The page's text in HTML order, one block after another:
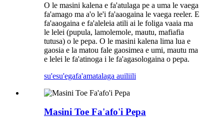
O le masini kalena e fa'atulaga pe a uma le vaega
fa'amago ma a'o le'i fa'aaogaina le vaega reeler. E
fa'aaogaina e fa'aleleia atili ai le foliga vaaia ma
le lelei (pupula, lamolemole, mautu, mafiafia
tutusa) o le pepa. O le masini kalena lima lua e
gaosia e la matou fale gaosimea e umi, mautu ma
e lelei le fa'atinoga i le fa'agasologaina o pepa.
su'esu'egafa'amatalaga auiliili
Masini Toe Fa'afo'i Pepa